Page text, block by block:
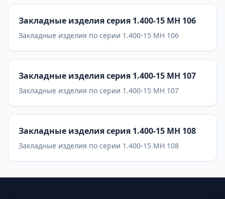
Закладные изделия серия 1.400-15 МН 106
Закладные изделия по серии 1.400-15 МН 106
Закладные изделия серия 1.400-15 МН 107
Закладные изделия по серии 1.400-15 МН 107
Закладные изделия серия 1.400-15 МН 108
Закладные изделия по серии 1.400-15 МН 108